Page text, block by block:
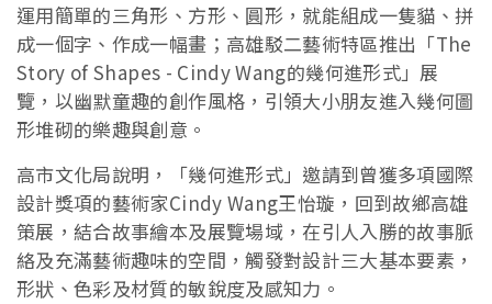
運用簡單的三角形、方形、圓形，就能組成一隻貓、拼
成一個字、作成一幅畫；高雄駁二藝術特區推出「The
Story of Shapes - Cindy Wang的幾何進形式」展
覽，以幽默童趣的創作風格，引領大小朋友進入幾何圖
形堆砌的樂趣與創意。
高市文化局說明，「幾何進形式」邀請到曾獲多項國際
設計獎項的藝術家Cindy Wang王怡璇，回到故鄉高雄
策展，結合故事繪本及展覽場域，在引人入勝的故事脈
絡及充滿藝術趣味的空間，觸發對設計三大基本要素，
形狀、色彩及材質的敏銳度及感知力。